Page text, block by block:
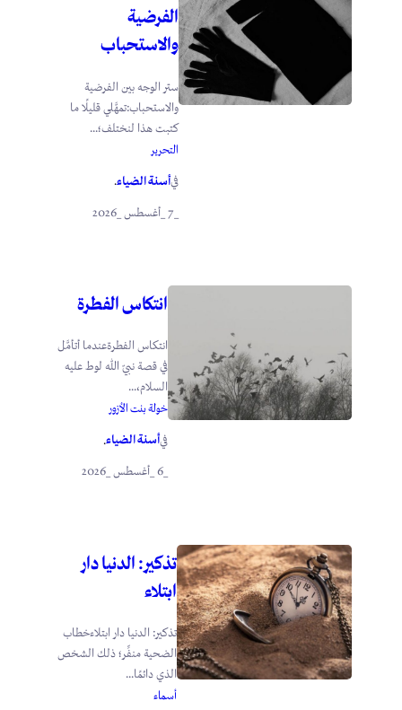
الفرضية
والاستحباب
ستر الوجه بين الفرضية
والاستحباب:تمهَّلي قليلًا ما
كتبت هذا لنختلف؛...
التحرير
فيأسنة الضياء.
انتكاس الفطرة
انتكاس الفطرةعندما أتأمَّل
في قصة نبيّ الله لوط عليه
السلام،...
خولة بنت الأزور
فيأسنة الضياء.
تذكير: الدنيا دار
ابتلاء
تذكير: الدنيا دار ابتلاءخطاب
الضحية منفِّر؛ ذلك الشخص
الذي دائمًا...
أسماء